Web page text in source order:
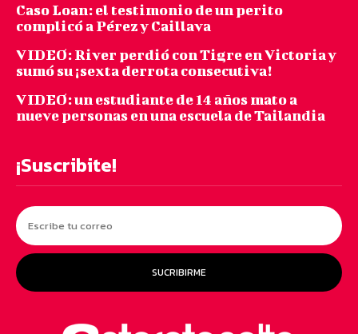
Caso Loan: el testimonio de un perito
complicó a Pérez y Caillava
VIDEO: River perdió con Tigre en Victoria y
sumó su ¡sexta derrota consecutiva!
VIDEO: un estudiante de 14 años mato a
nueve personas en una escuela de Tailandia
¡Suscribite!
SUCRIBIRME